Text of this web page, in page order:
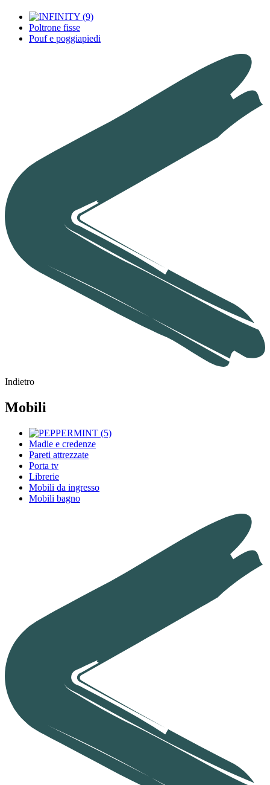
Poltrone fisse
Pouf e poggiapiedi
Indietro
Mobili
Madie e credenze
Pareti attrezzate
Porta tv
Librerie
Mobili da ingresso
Mobili bagno